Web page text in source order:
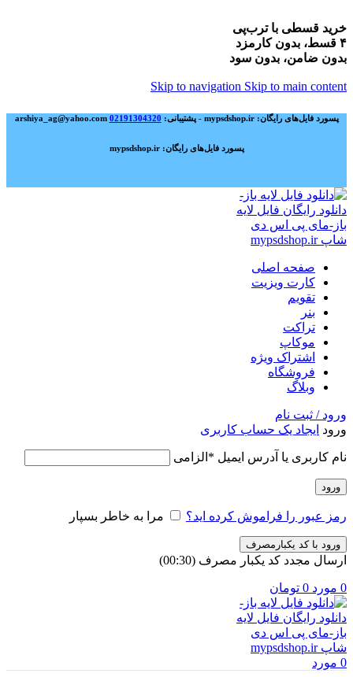
خرید قسطی با ترب‌پی
۴ قسط، بدون کارمزد
بدون ضامن، بدون سود
Skip to navigation Skip to main content
پسورد فایل‌های رایگان: mypsdshop.ir - پشتیبانی: arshiya_ag@yahoo.com 02191304320
پسورد فایل‌های رایگان: mypsdshop.ir
صفحه اصلی
کارت ویزیت
تقویم
بنر
تراکت
موکاپ
اشتراک ویژه
فروشگاه
وبلاگ
ورود / ثبت نام
ورود ایجاد یک حساب کاربری
نام کاربری یا آدرس ایمیل * الزامی
ورود
رمز عبور را فراموش کرده اید؟ مرا به خاطر بسپار
ورود با کد یکبارمصرف
ارسال مجدد کد یکبار مصرف (00:
30
)
0 مورد 0 تومان
0 مورد